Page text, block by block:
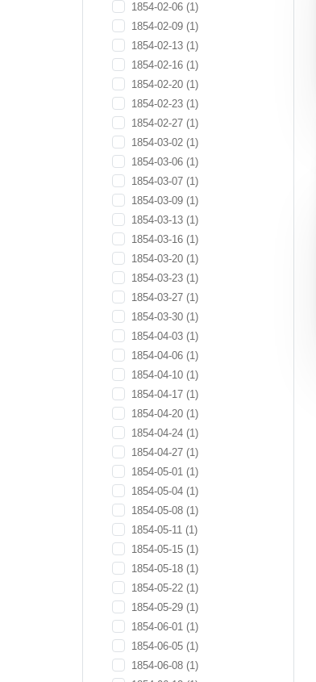
1854-02-06 (1)
1854-02-09 (1)
1854-02-13 (1)
1854-02-16 (1)
1854-02-20 (1)
1854-02-23 (1)
1854-02-27 (1)
1854-03-02 (1)
1854-03-06 (1)
1854-03-07 (1)
1854-03-09 (1)
1854-03-13 (1)
1854-03-16 (1)
1854-03-20 (1)
1854-03-23 (1)
1854-03-27 (1)
1854-03-30 (1)
1854-04-03 (1)
1854-04-06 (1)
1854-04-10 (1)
1854-04-17 (1)
1854-04-20 (1)
1854-04-24 (1)
1854-04-27 (1)
1854-05-01 (1)
1854-05-04 (1)
1854-05-08 (1)
1854-05-11 (1)
1854-05-15 (1)
1854-05-18 (1)
1854-05-22 (1)
1854-05-29 (1)
1854-06-01 (1)
1854-06-05 (1)
1854-06-08 (1)